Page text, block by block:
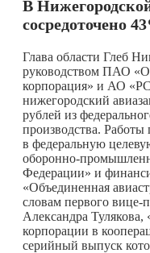
В
сосредоточено
Глава области Глеб
руководством ПАО
корпорация» и АО
нижегородский
рублей из
производства.
в федеральную
оборонно-
Федерации» и
«Объединенная
словам первого
Александра
корпорации в
серийный выпуск